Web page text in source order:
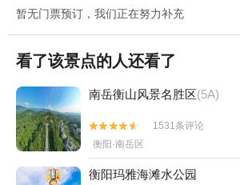
暂无门票预订，我们正在努力补充
看了该景点的人还看了
南岳衡山风景名胜区(5A)


1531条评论
衡阳·南岳区
衡阳玛雅海滩水公园